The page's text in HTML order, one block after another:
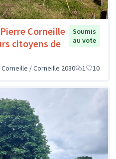
Corneille
citoyens de
Soumis
au vote
/ Corneille 2030 1 10